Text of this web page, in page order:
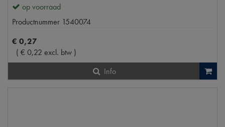
op voorraad
Productnummer 1540074
€ 0,27
( €0,22 excl. btw )
Info